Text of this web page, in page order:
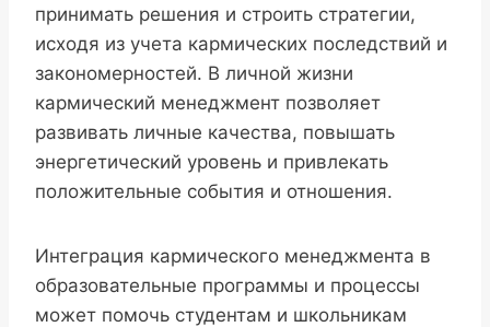
принимать решения и строить стратегии,
исходя из учета кармических последствий и
закономерностей. В личной жизни
кармический менеджмент позволяет
развивать личные качества, повышать
энергетический уровень и привлекать
положительные события и отношения.
Интеграция кармического менеджмента в
образовательные программы и процессы
может помочь студентам и школьникам